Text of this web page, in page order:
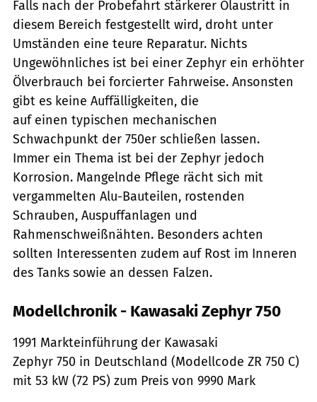
Falls nach der Probefahrt stärkerer Ölaustritt in
diesem Bereich festgestellt wird, droht unter
Umständen eine teure Reparatur. Nichts
Ungewöhnliches ist bei einer Zephyr ein erhöhter
Ölverbrauch bei forcierter Fahrweise. Ansonsten
gibt es keine Auffälligkeiten, die
auf einen typischen mechanischen
Schwachpunkt der 750er schließen lassen.
Immer ein Thema ist bei der Zephyr jedoch
Korrosion. Mangelnde Pflege rächt sich mit
vergammelten Alu-Bauteilen, rostenden
Schrauben, Auspuffanlagen und
Rahmenschweißnähten. Besonders achten
sollten Interessenten zudem auf Rost im Inneren
des Tanks sowie an dessen Falzen.
Modellchronik - Kawasaki Zephyr 750
1991 Markteinführung der Kawasaki
Zephyr 750 in Deutschland (Modellcode ZR 750 C)
mit 53 kW (72 PS) zum Preis von 9990 Mark